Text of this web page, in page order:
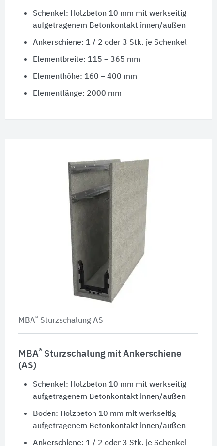
Schenkel: Holzbeton 10 mm mit werkseitig
aufgetragenem Betonkontakt innen/außen
Ankerschiene: 1 / 2 oder 3 Stk. je Schenkel
Elementbreite: 115 – 365 mm
Elementhöhe: 160 – 400 mm
Elementlänge: 2000 mm
MBA® Sturzschalung AS
MBA® Sturzschalung mit Ankerschiene
(AS)
Schenkel: Holzbeton 10 mm mit werkseitig
aufgetragenem Betonkontakt innen/außen
Boden: Holzbeton 10 mm mit werkseitig
aufgetragenem Betonkontakt innen/außen
Ankerschiene: 1 / 2 oder 3 Stk. je Schenkel